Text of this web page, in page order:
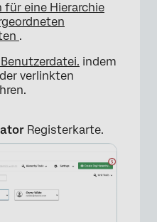
eine Hierarchie
.
indem
verlinkten
Registerkarte.